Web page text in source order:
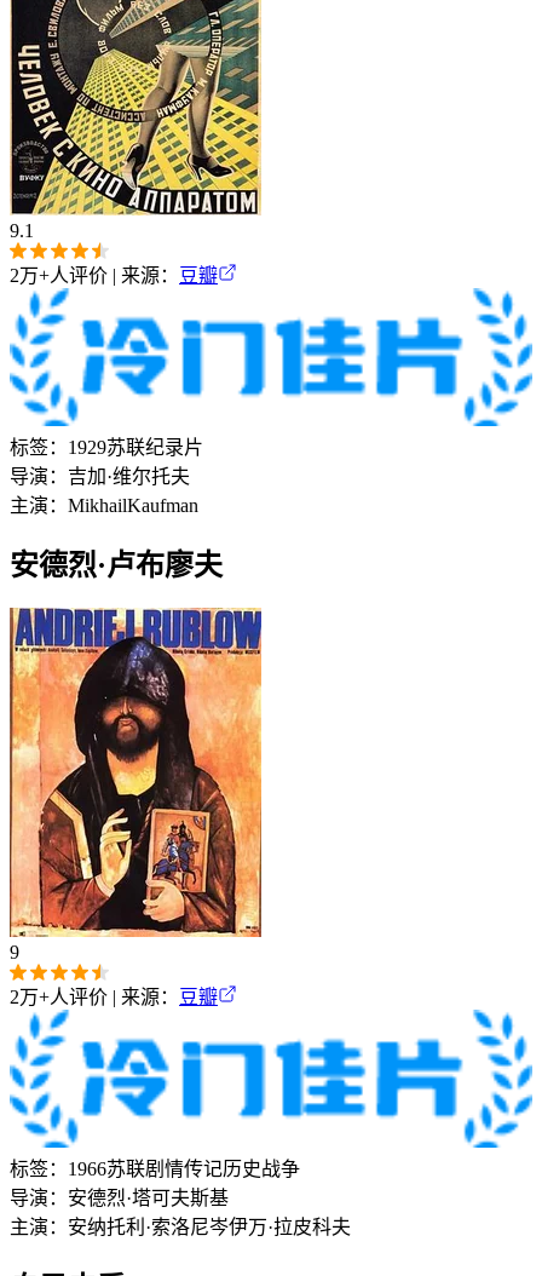
9.1
2万+人评价 | 来源： 豆瓣
标签： 1929苏联纪录片
导演： 吉加·维尔托夫
主演： MikhailKaufman
安德烈·卢布廖夫
9
2万+人评价 | 来源： 豆瓣
标签： 1966苏联剧情传记历史战争
导演： 安德烈·塔可夫斯基
主演： 安纳托利·索洛尼岑伊万·拉皮科夫